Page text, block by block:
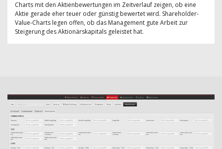
Charts mit den Aktienbewertungen im Zeitverlauf zeigen, ob eine
Aktie gerade eher teuer oder günstig bewertet wird. Shareholder-
Value-Charts legen offen, ob das Management gute Arbeit zur
Steigerung des Aktionärskapitals geleistet hat.